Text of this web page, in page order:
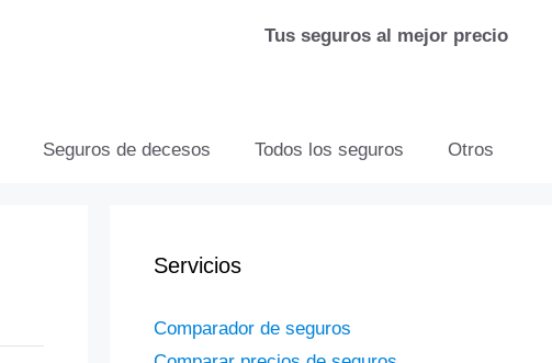
Tus seguros al mejor precio
Seguros de decesos Todos los seguros Otros
Servicios
Comparador de seguros